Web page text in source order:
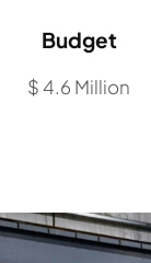
Budget
$ 4.6 Million